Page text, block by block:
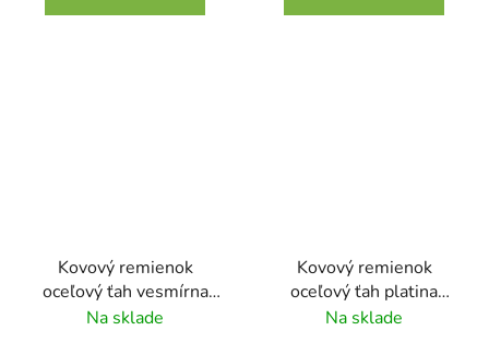
Kovový remienok
oceľový ťah vesmírna
sivá (Horizon 2) 22mm
Na sklade
Kovový remienok
oceľový ťah platina
(Onyx 3) 22mm
Na sklade